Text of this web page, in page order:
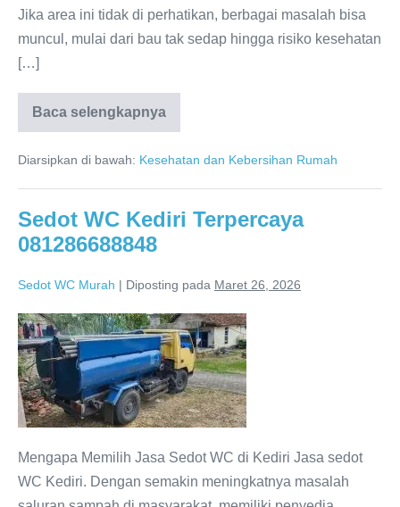
Jika area ini tidak di perhatikan, berbagai masalah bisa
muncul, mulai dari bau tak sedap hingga risiko kesehatan
[…]
Baca selengkapnya
Tips
Merawat
dan
Mandi
Diarsipkan di bawah: Kesehatan dan Kebersihan Rumah
Sedot WC Kediri Terpercaya
081286688848
Sedot WC Murah | Diposting pada Maret 26, 2026
Sedot
WC
Kediri
Terpercaya
081286688848
Mengapa Memilih Jasa Sedot WC di Kediri Jasa sedot
WC Kediri. Dengan semakin meningkatnya masalah